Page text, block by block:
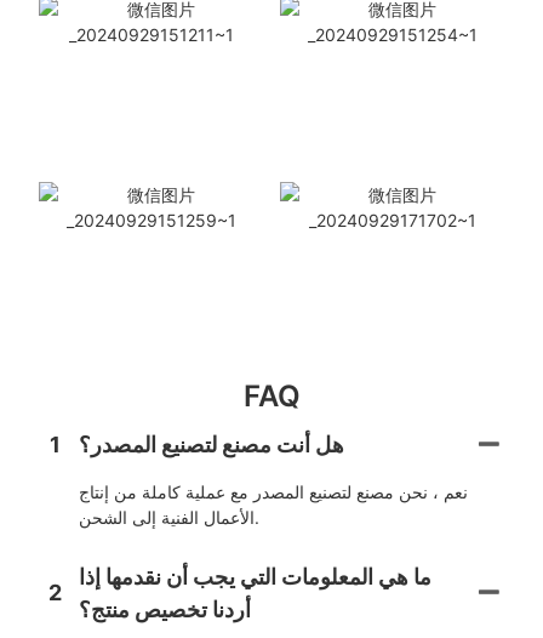
FAQ
1 هل أنت مصنع لتصنيع المصدر؟
نعم ، نحن مصنع لتصنيع المصدر مع عملية كاملة من إنتاج
الأعمال الفنية إلى الشحن.
2
ما هي المعلومات التي يجب أن نقدمها إذا
أردنا تخصيص منتج؟